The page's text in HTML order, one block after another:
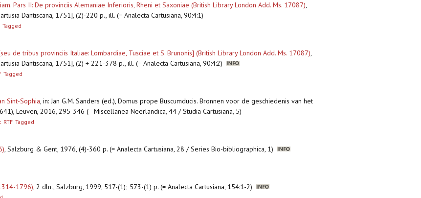
Pars II: De provinciis Alemaniae Inferioris, Rheni et Saxoniae (British Library London Add. Ms. 17087),
Dantiscana, 1751], (2)-220 p., ill. (= Analecta Cartusiana, 90:4:1)
Tagged
de tribus provinciis Italiae: Lombardiae, Tusciae et S. Brunonis] (British Library London Add. Ms. 17087),
Dantiscana, 1751], (2) + 221-378 p., ill. (= Analecta Cartusiana, 90:4:2)
Tagged
Sint-Sophia, in: Jan G.M. Sanders (ed.), Domus prope Buscumducis. Bronnen voor de geschiedenis van het
Leuven, 2016, 295-346 (= Miscellanea Neerlandica, 44 / Studia Cartusiana, 5)
RTF Tagged
, Salzburg & Gent, 1976, (4)-360 p. (= Analecta Cartusiana, 28 / Series Bio-bibliographica, 1)
1796), 2 dln., Salzburg, 1999, 517-(1); 573-(1) p. (= Analecta Cartusiana, 154:1-2)